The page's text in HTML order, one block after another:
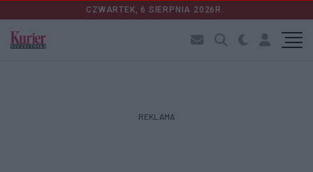
CZWARTEK, 6 SIERPNIA 2026R.
REKLAMA